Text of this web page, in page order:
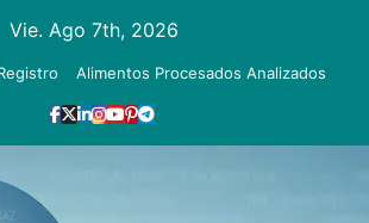
Vie. Ago 7th, 2026
Alimentos Procesados Analizados